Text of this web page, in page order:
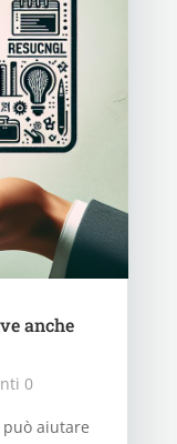
anche
0
aiutare